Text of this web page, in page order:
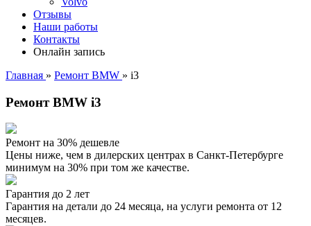
Отзывы
Наши работы
Контакты
Онлайн запись
Главная » Ремонт BMW » i3
Ремонт BMW i3
Ремонт на 30% дешевле
Цены ниже, чем в дилерских центрах в Санкт-Петербурге
минимум на 30% при том же качестве.
Гарантия до 2 лет
Гарантия на детали до 24 месяца, на услуги ремонта от 12
месяцев.